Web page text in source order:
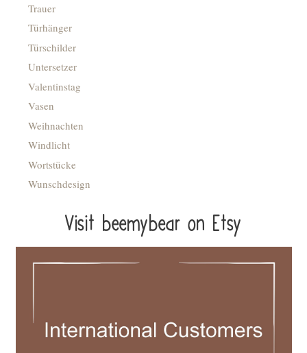
Trauer
Türhänger
Türschilder
Untersetzer
Valentinstag
Vasen
Weihnachten
Windlicht
Wortstücke
Wunschdesign
Visit beemybear on Etsy